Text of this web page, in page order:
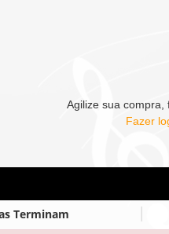
Agilize sua compra,
Fazer
Terminam